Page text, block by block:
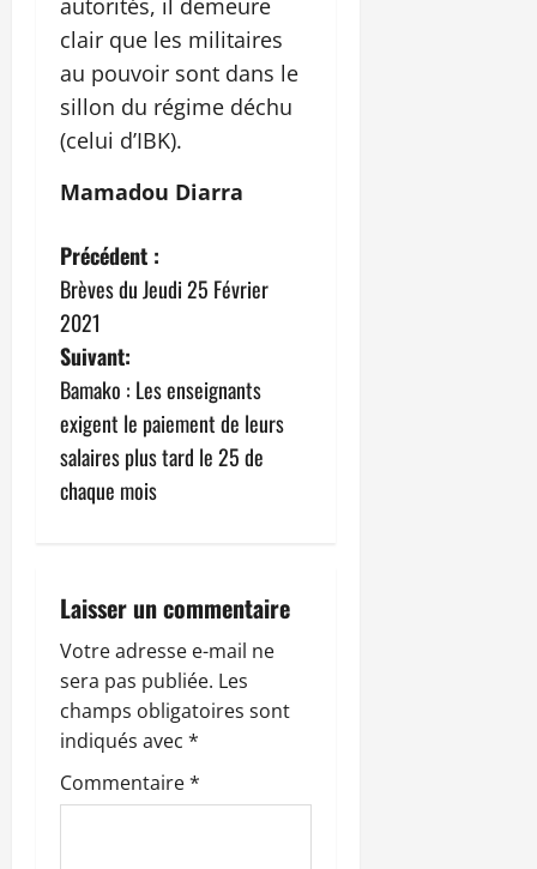
clair que les militaires
au pouvoir sont dans le
sillon du régime déchu
(celui d’IBK).
Mamadou Diarra
N
a
v
i
g
a
i
o
n
d
’
Précédent :
Brèves du Jeudi 25 Février
2021
Suivant:
Bamako : Les enseignants
exigent le paiement de leurs
salaires plus tard le 25 de
chaque mois
Laisser un commentaire
Votre adresse e-mail ne
sera pas publiée. Les
champs obligatoires sont
indiqués avec *
Commentaire*